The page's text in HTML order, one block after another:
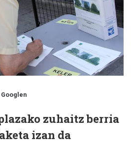
zuhaitz berria
izan da